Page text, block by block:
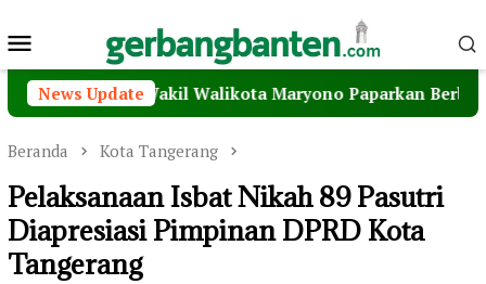
ke
Menu
Mobile
News Update
PPB, Wakil Walikota Maryono Paparkan Berbagai
Beranda Kota Tangerang
Pelaksanaan Isbat Nikah 89 Pasutri
Diapresiasi Pimpinan DPRD Kota
Tangerang